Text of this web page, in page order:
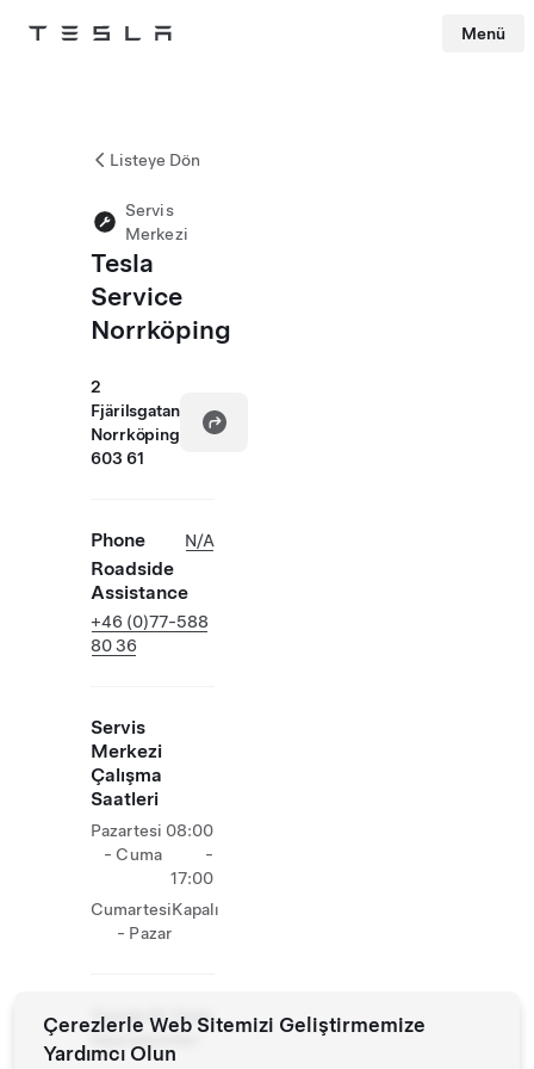
Tesla Menü
Listeye Dön
Servis
Merkezi
Tesla
Service
Norrköping
2
Fjärilsgatan
Norrköping
603 61
Phone N/A
Roadside
Assistance
+46 (0)77-588
80 36
Servis
Merkezi
Çalışma
Saatleri
Pazartesi
- Cuma
08:00
-
17:00
Cumartesi
- Pazar
Kapalı
Tesiste Ek Tesla
Çerezlerle Web Sitemizi Geliştirmemize
Yardımcı Olun